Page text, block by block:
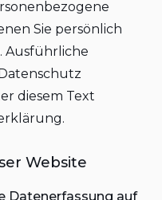
Sie persönlich
Ausführliche
diesem Text
Website
Datenerfassung auf